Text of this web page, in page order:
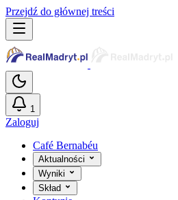
Przejdź do głównej treści
1
Zaloguj
Café Bernabéu
Aktualności
Wyniki
Skład